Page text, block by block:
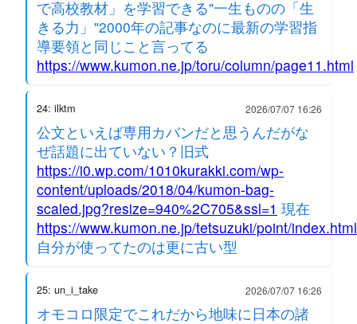
で高校教材」を学習できる"一生ものの「生
きる力」"2000年の記事なのに最新の学習指
導要領と同じこと言ってる
https://www.kumon.ne.jp/toru/column/page11.html
24: ilktm 2026/07/07 16:26
公文といえば専用カバンだと思うんだがな
ぜ話題に出ていない？旧式
https://i0.wp.com/1010kurakki.com/wp-
content/uploads/2018/04/kumon-bag-
scaled.jpg?resize=940%2C705&ssl=1 現在
https://www.kumon.ne.jp/tetsuzuki/point/index.html
自分が使ってたのは更に古い型
25: un_i_take 2026/07/07 16:26
オモコロ限定でこれだから地味に日本の諸